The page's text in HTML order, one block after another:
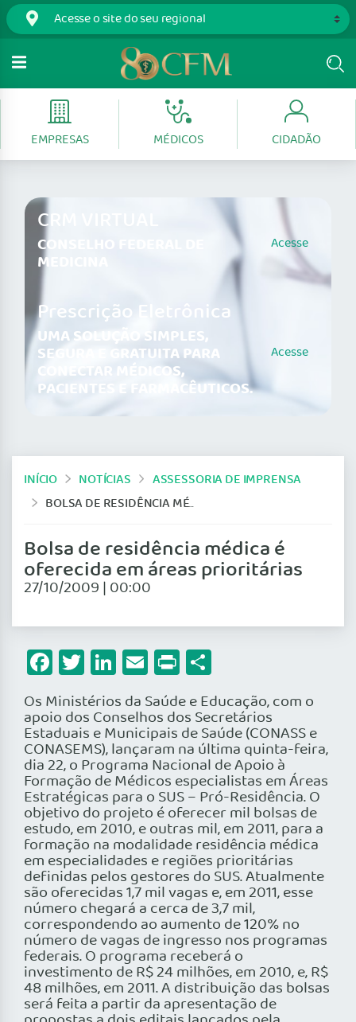
EMPRESAS MÉDICOS CIDADÃO
CRM VIRTUAL
CONSELHO FEDERAL DE
MEDICINA
Acesse
Prescrição Eletrônica
UMA SOLUÇÃO SIMPLES,
SEGURA E GRATUITA PARA
CONECTAR MÉDICOS,
PACIENTES E FARMACÊUTICOS.
Acesse
INÍCIO NOTÍCIAS
ASSESSORIA DE IMPRENSA
BOLSA DE RESIDÊNCIA MÉDICA É OFERECIDA EM ÁREAS PRIORITÁRIAS
Bolsa de residência médica é
oferecida em áreas prioritárias
27/10/2009 | 00:00
Facebook
Twitter
LinkedIn
Email
Print
Os Ministérios da Saúde e Educação, com o
apoio dos Conselhos dos Secretários
Estaduais e Municipais de Saúde (CONASS e
CONASEMS), lançaram na última quinta-feira,
dia 22, o Programa Nacional de Apoio à
Formação de Médicos especialistas em Áreas
Estratégicas para o SUS – Pró-Residência. O
objetivo do projeto é oferecer mil bolsas de
estudo, em 2010, e outras mil, em 2011, para a
formação na modalidade residência médica
em especialidades e regiões prioritárias
definidas pelos gestores do SUS. Atualmente
são oferecidas 1,7 mil vagas e, em 2011, esse
número chegará a cerca de 3,7 mil,
correspondendo ao aumento de 120% no
número de vagas de ingresso nos programas
federais. O programa receberá o
investimento de R$ 24 milhões, em 2010, e, R$
48 milhões, em 2011. A distribuição das bolsas
será feita a partir da apresentação de